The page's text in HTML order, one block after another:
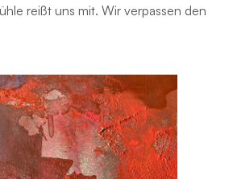
reißt uns mit. Wir verpassen den